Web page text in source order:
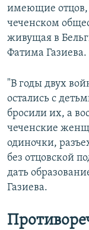
имеющие отцов,
чеченском
живущая в
Фатима Газиева.
"В годы двух
остались с
бросили их, а
чеченские
одиночки,
без отцовской
дать
Газиева.